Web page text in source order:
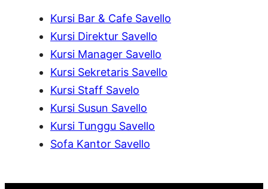
Kursi Bar & Cafe Savello
Kursi Direktur Savello
Kursi Manager Savello
Kursi Sekretaris Savello
Kursi Staff Savelo
Kursi Susun Savello
Kursi Tunggu Savello
Sofa Kantor Savello